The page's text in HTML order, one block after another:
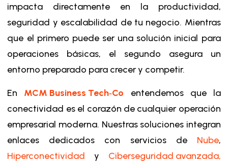
impacta directamente en la productividad,
seguridad y escalabilidad de tu negocio. Mientras
que el primero puede ser una solución inicial para
operaciones básicas, el segundo asegura un
entorno preparado para crecer y competir.
En MCM Business Tech‑Co entendemos que la
conectividad es el corazón de cualquier operación
empresarial moderna. Nuestras soluciones integran
enlaces dedicados con servicios de Nube,
Hiperconectividad y Ciberseguridad avanzada,